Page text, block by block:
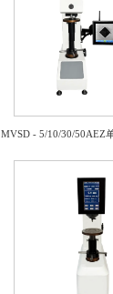
MVSD - 5/10/30/50AEZ